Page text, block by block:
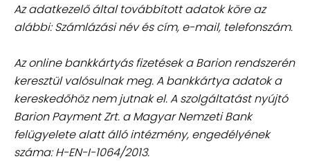
Az adatkezelő által továbbított adatok köre az
alábbi: Számlázási név és cím, e-mail, telefonszám.
Az online bankkártyás fizetések a Barion rendszerén
keresztül valósulnak meg. A bankkártya adatok a
kereskedőhöz nem jutnak el. A szolgáltatást nyújtó
Barion Payment Zrt. a Magyar Nemzeti Bank
felügyelete alatt álló intézmény, engedélyének
száma: H-EN-I-1064/2013.